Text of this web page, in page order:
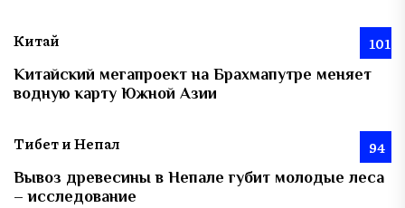
Китай 101
Китайский мегапроект на Брахмапутре меняет
водную карту Южной Азии
Тибет и Непал 94
Вывоз древесины в Непале губит молодые леса
– исследование